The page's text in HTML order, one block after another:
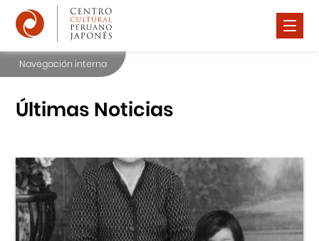
Nosotros
Difusión Cultural
Noticias
Premio Watanabe 2025
Contáctanos
Navegación interna
Últimas Noticias